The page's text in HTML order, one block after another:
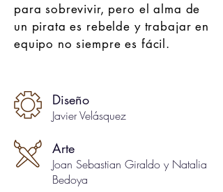
para sobrevivir, pero el alma de
un pirata es rebelde y trabajar en
equipo no siempre es fácil.
Diseño
Javier Velásquez
Arte
Joan Sebastian Giraldo y Natalia
Bedoya